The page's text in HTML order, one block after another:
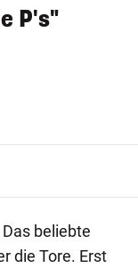
P's"
beliebte
die Tore. Erst